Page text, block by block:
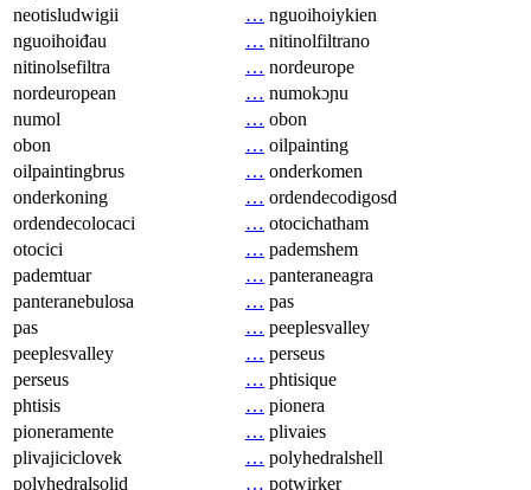
neotisludwigii
… nguoihoiykien
nguoihoiđau
… nitinolfiltrano
nitinolsefiltra
… nordeurope
nordeuropean
… numokɔɲu
numol
… obon
obon
… oilpainting
oilpaintingbrus
… onderkomen
onderkoning
… ordendecodigosd
ordendecolocaci
… otocichatham
otocici
… pademshem
pademtuar
… panteraneagra
panteranebulosa
… pas
pas
… peeplesvalley
peeplesvalley
… perseus
perseus
… phtisique
phtisis
… pionera
pioneramente
… plivaies
plivajiciclovek
… polyhedralshell
polyhedralsolid
… potwirker